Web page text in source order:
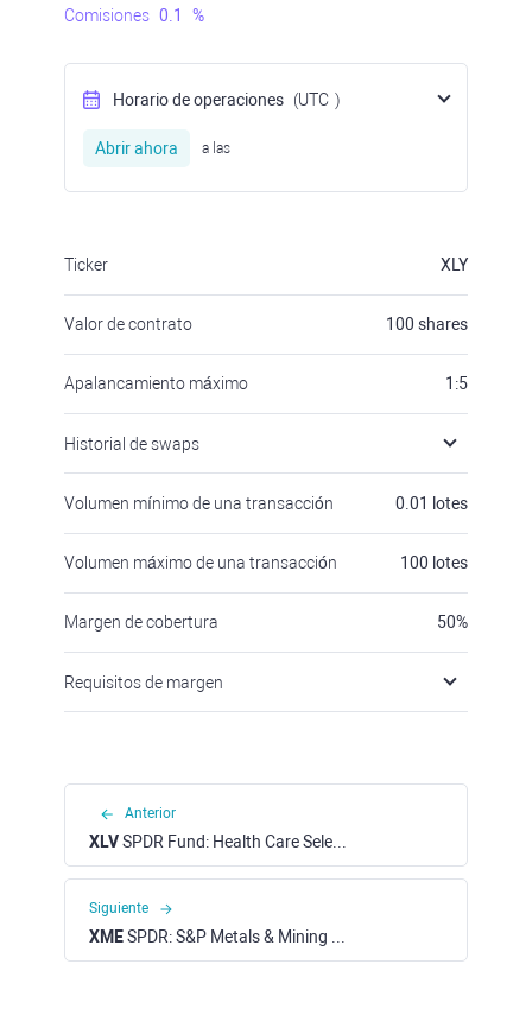
Comisiones 0.1 %
Horario de operaciones (UTC )
Abrir ahora a las
Ticker XLY
Valor de contrato 100 shares
Apalancamiento máximo 1:5
Historial de swaps
Volumen mínimo de una transacción 0.01 lotes
Volumen máximo de una transacción 100 lotes
Margen de cobertura 50%
Requisitos de margen
Anterior
XLVSPDR Fund: Health Care Select Sector ETF (NYSE)
Siguiente
XMESPDR: S&P Metals & Mining ETF (NYSE)